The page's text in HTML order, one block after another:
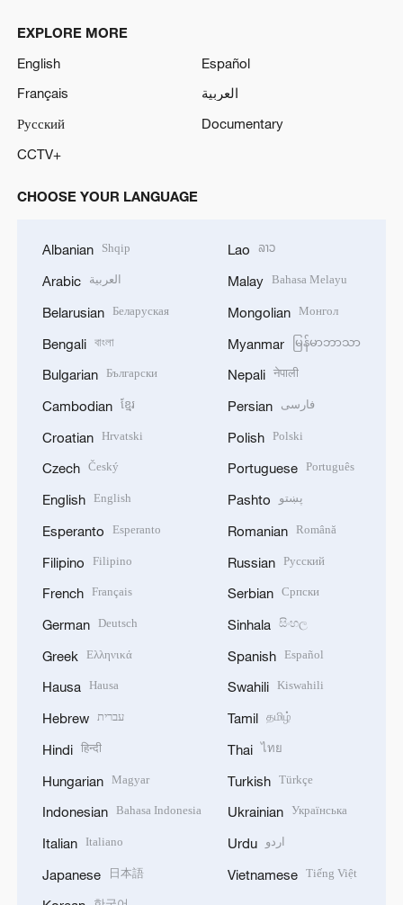
EXPLORE MORE
English
Español
Français
العربية
Русский
Documentary
CCTV+
CHOOSE YOUR LANGUAGE
Albanian Shqip
Arabic العربية
Belarusian Беларуская
Bengali বাংলা
Bulgarian Български
Cambodian ខ្មែរ
Croatian Hrvatski
Czech Český
English English
Esperanto Esperanto
Filipino Filipino
French Français
German Deutsch
Greek Ελληνικά
Hausa Hausa
Hebrew עברית
Hindi हिन्दी
Hungarian Magyar
Indonesian Bahasa Indonesia
Italian Italiano
Japanese 日本語
Lao ລາວ
Malay Bahasa Melayu
Mongolian Монгол
Myanmar မြန်မာဘာသာ
Nepali नेपाली
Persian فارسی
Polish Polski
Portuguese Português
Pashto پښتو
Romanian Română
Russian Русский
Serbian Српски
Sinhala සිංහල
Spanish Español
Swahili Kiswahili
Tamil தமிழ்
Thai ไทย
Turkish Türkçe
Ukrainian Українська
Urdu اردو
Vietnamese Tiếng Việt